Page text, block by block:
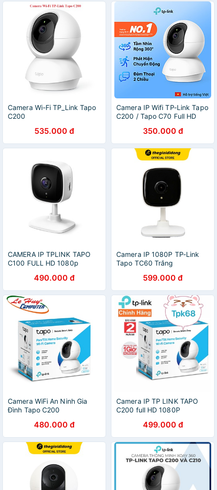
Camera Wi-Fi TP_Link Tapo
C200
535.000 đ
Camera IP Wifi TP-Link Tapo
C200 / Tapo C70 Full HD
Hàng Chính Hãng
350.000 đ
CAMERA IP TPLINK TAPO
C100 FULL HD 1080p
490.000 đ
Camera IP 1080P TP-Link
Tapo TC60 Trắng
599.000 đ
Camera WiFi An Ninh Gia
Đình Tapo C200
480.000 đ
Camera IP TP LINK TAPO
C200 full HD 1080P
499.000 đ